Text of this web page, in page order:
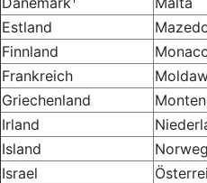
Estland
Finnland
Frankreich
Griechenland
Irland
Island
Israel